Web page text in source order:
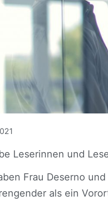
Leserinnen und
Frau Deserno
als ein